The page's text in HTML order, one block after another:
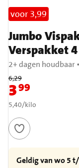
Jumbo
Verspakket
2+ dagen houdbaar•
Oude prijs: € 6,29
6,29
Nieuwe prijs: € 3,99
399
€ 5,40 per kilo
5,40/kilo
voor 3,99
Geldig van wo 5